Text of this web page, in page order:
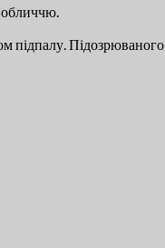
обличчю.
Підозрюваного